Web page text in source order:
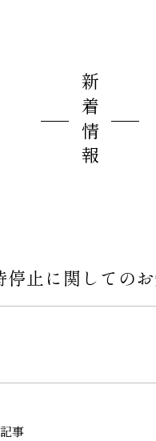
新着情報
停止に関しての
事